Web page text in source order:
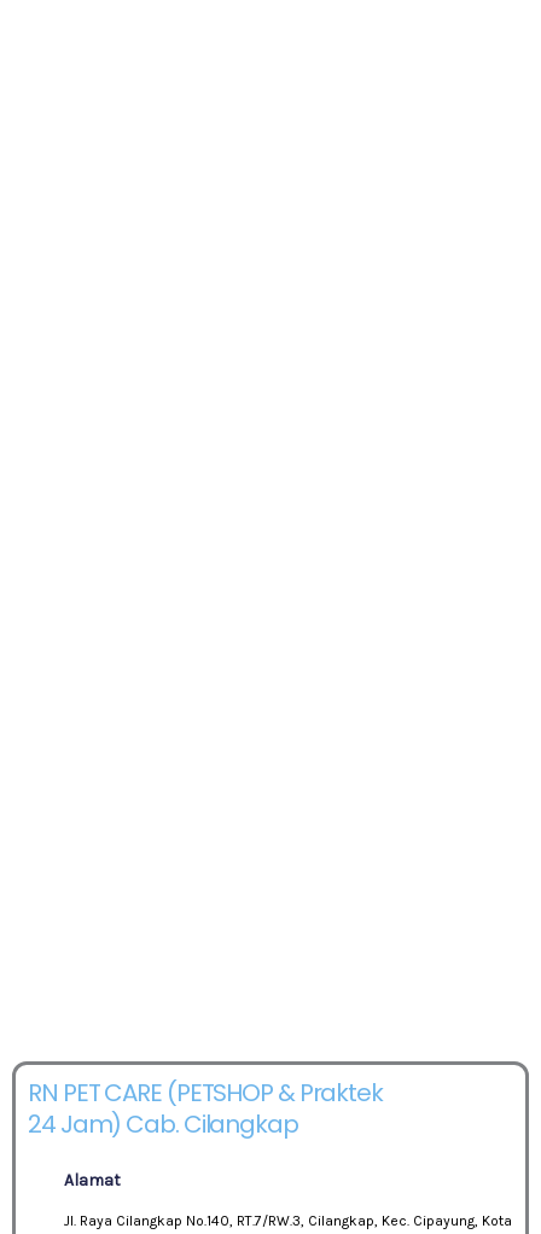
RN PET CARE (PETSHOP & Praktek
24 Jam) Cab. Cilangkap
Alamat
Jl. Raya Cilangkap No.140, RT.7/RW.3, Cilangkap, Kec. Cipayung, Kota